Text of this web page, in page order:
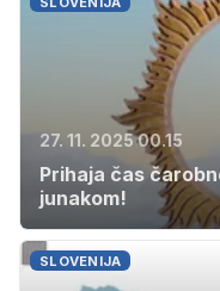
27. 11. 2025 00.15
Prihaja čas
junakom!
SLOVENIJA